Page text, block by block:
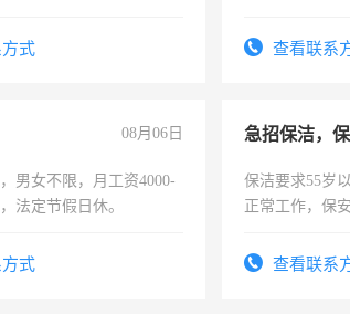
式
试用期1-3个月
查看联系
08月06日
男女不限，月工资4000-
法定节假日休。
式
保洁要求55岁
正常工作，保
录，客服要求
查看联系